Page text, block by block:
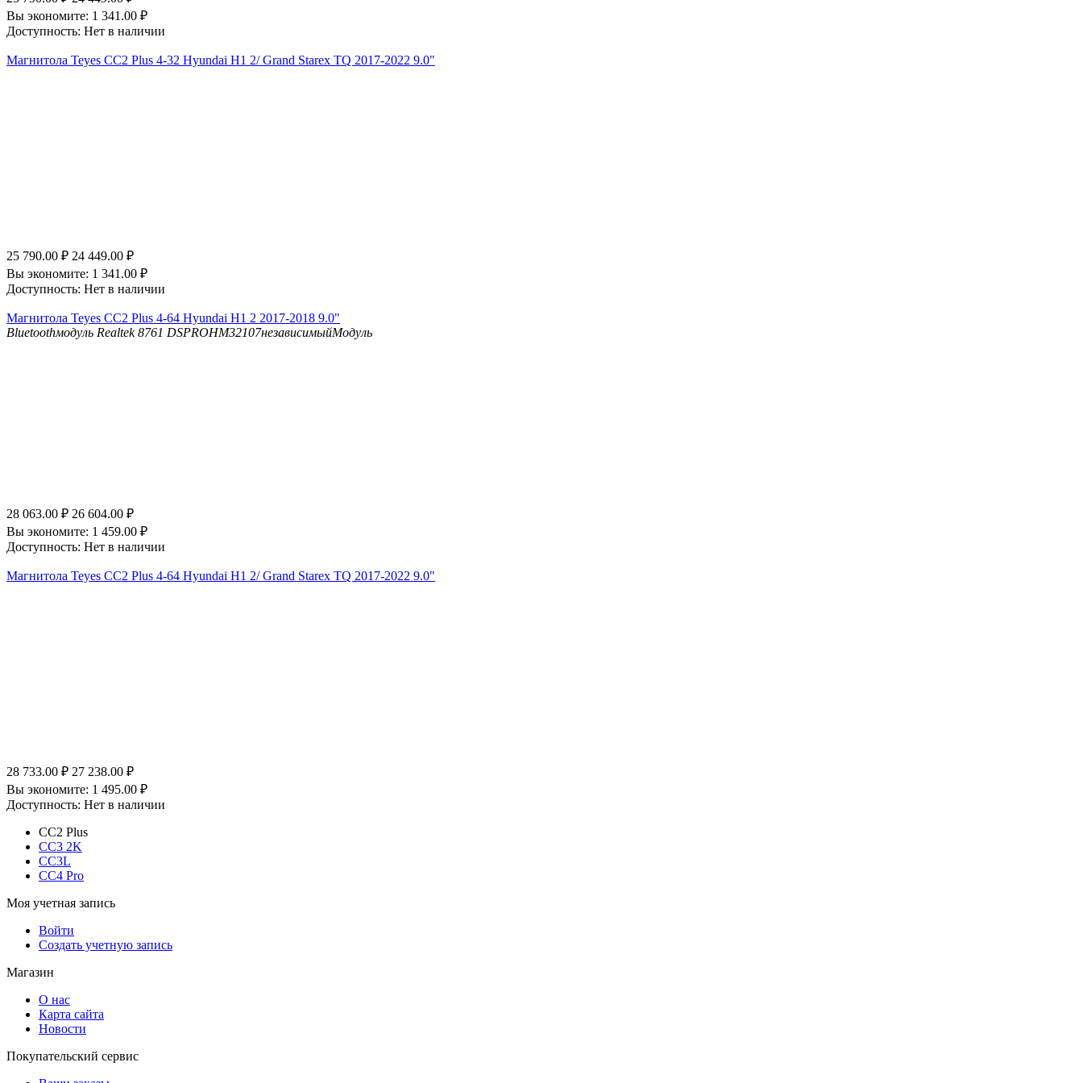
Вы экономите: 1 341.00 ₽
Доступность: Нет в наличии
Магнитола Teyes CC2 Plus 4-32 Hyundai H1 2/ Grand Starex TQ 2017-2022 9.0"
25 790.00 ₽ 24 449.00 ₽
Вы экономите: 1 341.00 ₽
Доступность: Нет в наличии
Магнитола Teyes CC2 Plus 4-64 Hyundai H1 2 2017-2018 9.0"
Bluetoothмодуль Realtek 8761 DSPROHM32107независимыйМодуль
28 063.00 ₽ 26 604.00 ₽
Вы экономите: 1 459.00 ₽
Доступность: Нет в наличии
Магнитола Teyes CC2 Plus 4-64 Hyundai H1 2/ Grand Starex TQ 2017-2022 9.0"
28 733.00 ₽ 27 238.00 ₽
Вы экономите: 1 495.00 ₽
Доступность: Нет в наличии
CC2 Plus
CC3 2K
CC3L
CC4 Pro
Моя учетная запись
Войти
Создать учетную запись
Магазин
О нас
Карта сайта
Новости
Покупательский сервис